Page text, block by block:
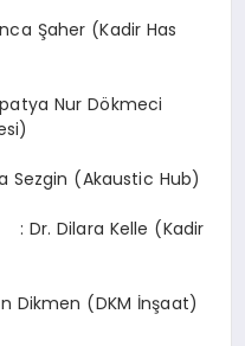
(Kadir Has
Nur Dökmeci
(Akaustic Hub)
Kelle (Kadir
(DKM İnşaat)